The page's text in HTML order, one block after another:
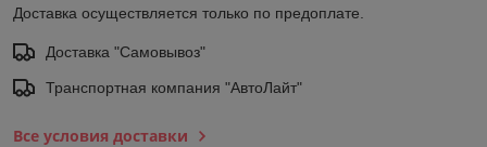
Доставка осуществляется только по предоплате.
Доставка "Самовывоз"
Транспортная компания "АвтоЛайт"
Все условия доставки